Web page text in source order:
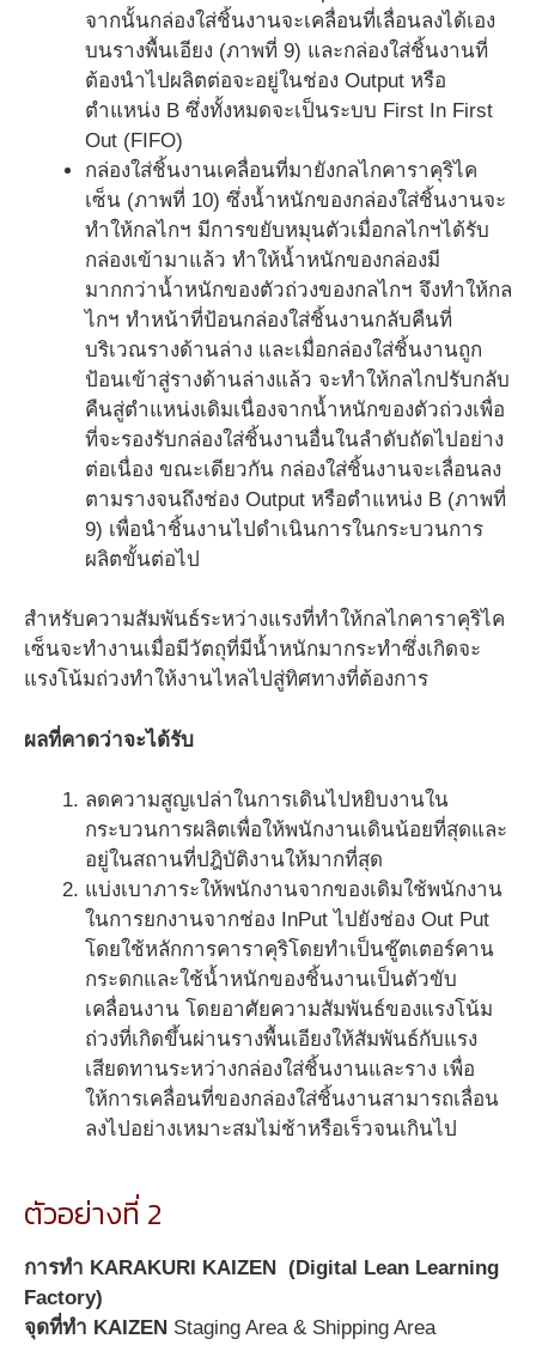
จากนั้นกล่องใส่ชิ้นงานจะเคลื่อนที่เลื่อนลงได้เอง
บนรางพื้นเอียง (ภาพที่ 9) และกล่องใส่ชิ้นงานที่
ต้องนำไปผลิตต่อจะอยู่ในช่อง Output หรือ
ตำแหน่ง B ซึ่งทั้งหมดจะเป็นระบบ First In First
Out (FIFO)
กล่องใส่ชิ้นงานเคลื่อนที่มายังกลไกคาราคุริไค
เซ็น (ภาพที่ 10) ซึ่งน้ำหนักของกล่องใส่ชิ้นงานจะ
ทำให้กลไกฯ มีการขยับหมุนตัวเมื่อกลไกฯได้รับ
กล่องเข้ามาแล้ว ทำให้น้ำหนักของกล่องมี
มากกว่าน้ำหนักของตัวถ่วงของกลไกฯ จึงทำให้กล
ไกฯ ทำหน้าที่ป้อนกล่องใส่ชิ้นงานกลับคืนที่
บริเวณรางด้านล่าง และเมื่อกล่องใส่ชิ้นงานถูก
ป้อนเข้าสู่รางด้านล่างแล้ว จะทำให้กลไกปรับกลับ
คืนสู่ตำแหน่งเดิมเนื่องจากน้ำหนักของตัวถ่วงเพื่อ
ที่จะรองรับกล่องใส่ชิ้นงานอื่นในลำดับถัดไปอย่าง
ต่อเนื่อง ขณะเดียวกัน กล่องใส่ชิ้นงานจะเลื่อนลง
ตามรางจนถึงช่อง Output หรือตำแหน่ง B (ภาพที่
9) เพื่อนำชิ้นงานไปดำเนินการในกระบวนการ
ผลิตขั้นต่อไป
สำหรับความสัมพันธ์ระหว่างแรงที่ทำให้กลไกคาราคุริไค
เซ็นจะทำงานเมื่อมีวัตถุที่มีน้ำหนักมากระทำซึ่งเกิดจะ
แรงโน้มถ่วงทำให้งานไหลไปสู่ทิศทางที่ต้องการ
ผลที่คาดว่าจะได้รับ
ลดความสูญเปล่าในการเดินไปหยิบงานใน
กระบวนการผลิตเพื่อให้พนักงานเดินน้อยที่สุดและ
อยู่ในสถานที่ปฎิบัติงานให้มากที่สุด
แบ่งเบาภาระให้พนักงานจากของเดิมใช้พนักงาน
ในการยกงานจากช่อง InPut ไปยังช่อง Out Put
โดยใช้หลักการคาราคุริโดยทำเป็นชู๊ตเตอร์คาน
กระดกและใช้น้ำหนักของชิ้นงานเป็นตัวขับ
เคลื่อนงาน โดยอาศัยความสัมพันธ์ของแรงโน้ม
ถ่วงที่เกิดขึ้นผ่านรางพื้นเอียงให้สัมพันธ์กับแรง
เสียดทานระหว่างกล่องใส่ชิ้นงานและราง เพื่อ
ให้การเคลื่อนที่ของกล่องใส่ชิ้นงานสามารถเลื่อน
ลงไปอย่างเหมาะสมไม่ช้าหรือเร็วจนเกินไป
ตัวอย่างที่ 2
การทำ KARAKURI KAIZEN (Digital Lean Learning
Factory)
จุดที่ทำ KAIZEN Staging Area & Shipping Area